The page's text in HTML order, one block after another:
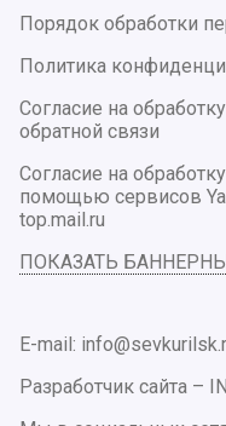
Порядок обработки
Политика
Согласие на
обратной связи
Согласие на
помощью сервисов
top.mail.ru
ПОКАЗАТЬ
E-mail:
Разработчик сайта –